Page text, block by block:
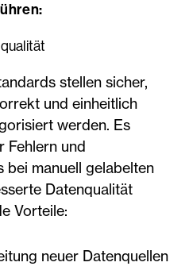
stellen sicher,
und einheitlich
werden. Es
Fehlern und
bei manuell gelabelten
Datenqualität
Vorteile:
neuer Datenquellen